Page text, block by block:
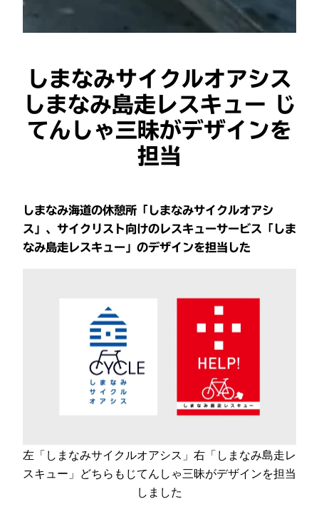
しまなみサイクルオアシス
しまなみ島走レスキュー じ
てんしゃ三昧がデザインを
担当
しまなみ海道の休憩所「しまなみサイクルオアシ
ス」、サイクリスト向けのレスキューサービス「しま
なみ島走レスキュー」のデザインを担当した
左「しまなみサイクルオアシス」右「しまなみ島走レ
スキュー」どちらもじてんしゃ三昧がデザインを担当
しました